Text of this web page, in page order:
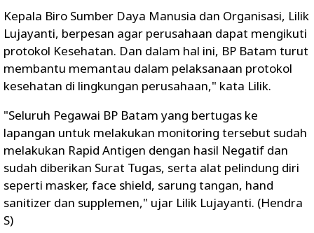
Kepala Biro Sumber Daya Manusia dan Organisasi, Lilik
Lujayanti, berpesan agar perusahaan dapat mengikuti
protokol Kesehatan. Dan dalam hal ini, BP Batam turut
membantu memantau dalam pelaksanaan protokol
kesehatan di lingkungan perusahaan," kata Lilik.
"Seluruh Pegawai BP Batam yang bertugas ke
lapangan untuk melakukan monitoring tersebut sudah
melakukan Rapid Antigen dengan hasil Negatif dan
sudah diberikan Surat Tugas, serta alat pelindung diri
seperti masker, face shield, sarung tangan, hand
sanitizer dan supplemen," ujar Lilik Lujayanti. (Hendra
S)